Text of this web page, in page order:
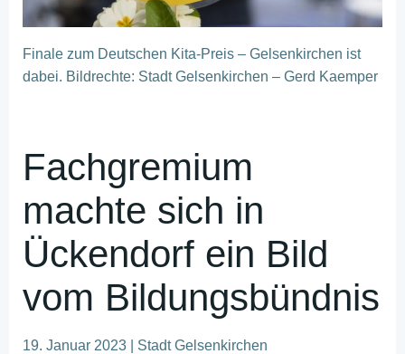
Finale zum Deutschen Kita-Preis – Gelsenkirchen ist
dabei. Bildrechte: Stadt Gelsenkirchen – Gerd Kaemper
Fachgremium
machte sich in
Ückendorf ein Bild
vom Bildungsbündnis
19. Januar 2023 | Stadt Gelsenkirchen